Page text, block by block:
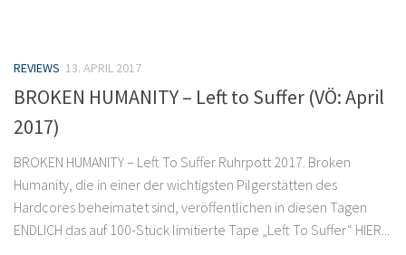
REVIEWS 13. APRIL 2017
BROKEN HUMANITY – Left to Suffer (VÖ: April
2017)
BROKEN HUMANITY – Left To Suffer Ruhrpott 2017. Broken
Humanity, die in einer der wichtigsten Pilgerstätten des
Hardcores beheimatet sind, veröffentlichen in diesen Tagen
ENDLICH das auf 100-Stück limitierte Tape „Left To Suffer“ HIER...